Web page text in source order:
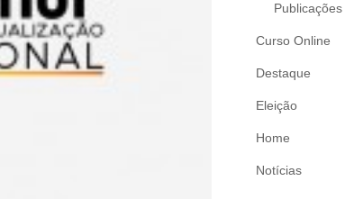
Publicações
Curso Online
Destaque
Eleição
Home
Notícias